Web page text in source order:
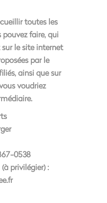
toutes les
faire, qui
le site internet
par le
ainsi que sur
voudriez
0538
privilégier) :